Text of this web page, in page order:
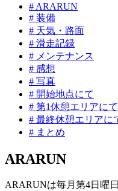
# ARARUN
# 装備
# 天気・路面
# 滑走記録
# メンテナンス
# 感想
# 写真
# 開始地点にて
# 第1休憩エリアにて
# 最終休憩エリアに
# まとめ
ARARUN
ARARUNは毎月第4日曜